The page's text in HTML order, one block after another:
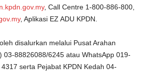
, Call Centre 1-800-886-800,
, Aplikasi EZ ADU KPDN.
disalurkan melalui Pusat Arahan
03-88826088/6245 atau WhatsApp 019-
serta Pejabat KPDN Kedah 04-